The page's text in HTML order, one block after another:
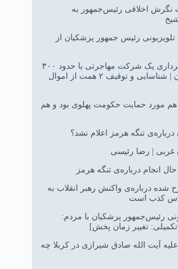
نگرش اخلاقی رئیس‌جمهور به
رئیس جمهور پزشکیان از
رسیدگی به پرونده کلاهبرداری یک شرکت مهاجرتی با حدود ۳۰۰
شاکی در دادسرای تهران | شناسایی و توقیف ۲ همت از اموال
هم مورد حمایت حکومت پهلوی بود و هم
تنگه هرمز اعلام نشد؟
غربی | رضا رئیسی
انجام درباره‌ی تنگه هرمز
شده درباره‌ی واکنش رهبر انقلاب به
کذب است
رئیس‌جمهور پزشکیان با مردم:
آیت الله صادق شیرازی در کربلا چه